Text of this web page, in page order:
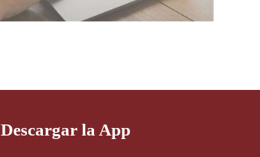
Descargar la App